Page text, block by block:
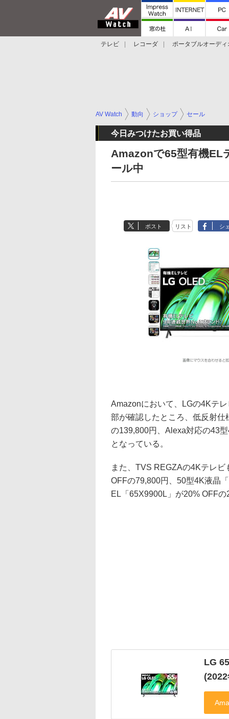
テレビ レコーダ ポータブルオーディ
AV Watch 動向 ショップ セール
今日みつけたお買い得品
Amazonで65型有機EL
ール中
ポスト リスト シ
Amazonにおいて、LGの4Kテ
部が確認したところ、低反射
の139,800円、Alexa対応の43
となっている。
また、TVS REGZAの4Kテレ
OFFの79,800円、50型4K液晶
EL「65X9900L」が20% OFFの
LG